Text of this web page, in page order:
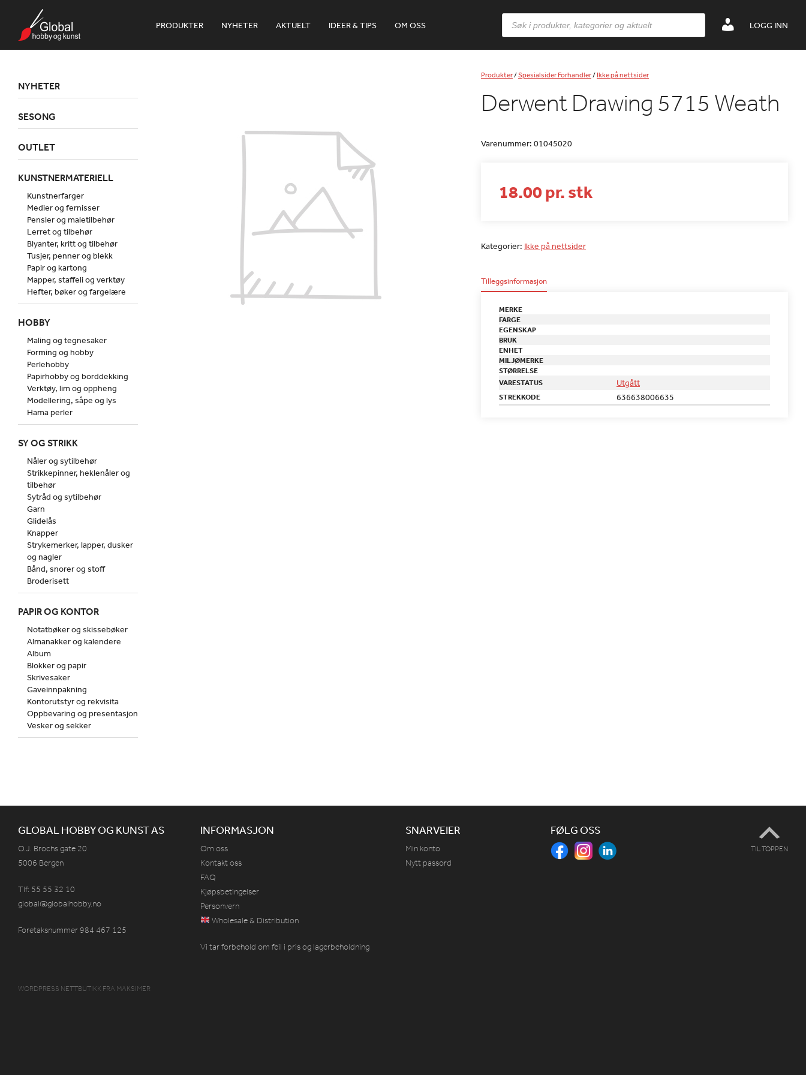
PRODUKTER NYHETER AKTUELT IDEER & TIPS OM OSS LOGG INN
Products
search
Produkter/Spesialsider Forhandler/Ikke på nettsider
Derwent Drawing 5715 Weath
Varenummer: 01045020
18.00 pr. stk
Kategorier: Ikke på nettsider
Tilleggsinformasjon
MERKE
FARGE
EGENSKAP
BRUK
ENHET
MILJØMERKE
STØRRELSE
VARESTATUS
Utgått
STREKKODE 636638006635
NYHETER
SESONG
OUTLET
KUNSTNERMATERIELL
Kunstnerfarger
Medier og fernisser
Pensler og maletilbehør
Lerret og tilbehør
Blyanter, kritt og tilbehør
Tusjer, penner og blekk
Papir og kartong
Mapper, staffeli og verktøy
Hefter, bøker og fargelære
HOBBY
Maling og tegnesaker
Forming og hobby
Perlehobby
Papirhobby og borddekking
Verktøy, lim og oppheng
Modellering, såpe og lys
Hama perler
SY OG STRIKK
Nåler og sytilbehør
Strikkepinner, heklenåler og
tilbehør
Sytråd og sytilbehør
Garn
Glidelås
Knapper
Strykemerker, lapper, dusker
og nagler
Bånd, snorer og stoff
Broderisett
PAPIR OG KONTOR
Notatbøker og skissebøker
Almanakker og kalendere
Album
Blokker og papir
Skrivesaker
Gaveinnpakning
Kontorutstyr og rekvisita
Oppbevaring og presentasjon
Vesker og sekker
GLOBAL HOBBY OG KUNST AS
O.J. Brochs gate 20
5006 Bergen
Tlf: 55 55 32 10
global@globalhobby.no
Foretaksnummer 984 467 125
INFORMASJON
Om oss
Kontakt oss
FAQ
Kjøpsbetingelser
Personvern
Wholesale & Distribution
Vi tar forbehold om feil i pris og lagerbeholdning
SNARVEIER
Min konto
Nytt passord
FØLG OSS
TIL TOPPEN
WORDPRESS NETTBUTIKK FRA MAKSIMER